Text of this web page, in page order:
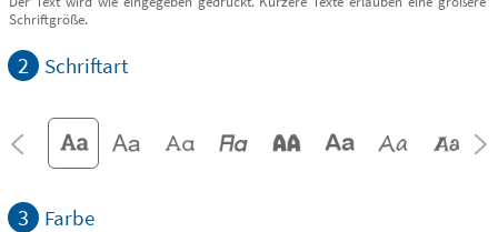
Schriftgröße.
2 Schriftart
3 Farbe